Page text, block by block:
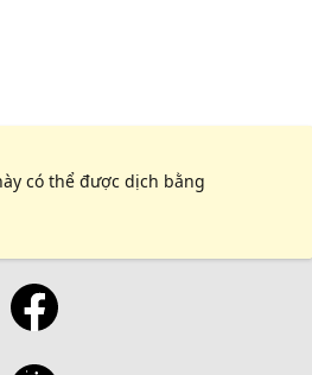
có thể được dịch bằng